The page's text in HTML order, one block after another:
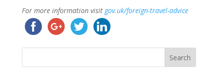
For more information visit gov.uk/foreign-travel-advice